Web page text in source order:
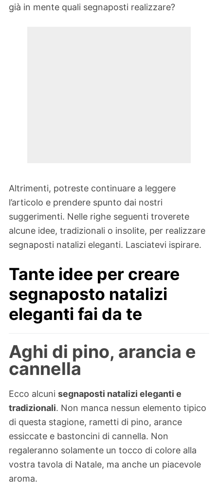
già in mente quali segnaposti realizzare?
Altrimenti, potreste continuare a leggere
l’articolo e prendere spunto dai nostri
suggerimenti. Nelle righe seguenti troverete
alcune idee, tradizionali o insolite, per realizzare
segnaposti natalizi eleganti. Lasciatevi ispirare.
Tante idee per creare
segnaposto natalizi
eleganti fai da te
Aghi di pino, arancia e
cannella
Ecco alcuni segnaposti natalizi eleganti e
tradizionali. Non manca nessun elemento tipico
di questa stagione, rametti di pino, arance
essiccate e bastoncini di cannella. Non
regaleranno solamente un tocco di colore alla
vostra tavola di Natale, ma anche un piacevole
aroma.